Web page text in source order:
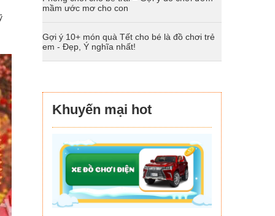
mầm ước mơ cho con
Gợi ý 10+ món quà Tết cho bé là đồ chơi trẻ
em - Đẹp, Ý nghĩa nhất!
Khuyến mại hot